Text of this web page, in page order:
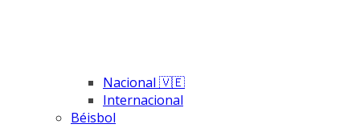
Nacional 🇻🇪
Internacional
Béisbol